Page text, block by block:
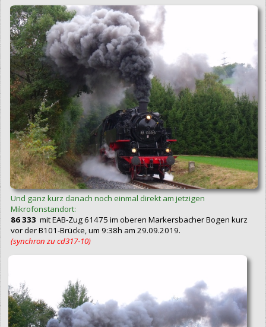
Und ganz kurz danach noch einmal direkt am jetzigen
Mikrofonstandort:
86 333 mit EAB-Zug 61475 im oberen Markersbacher Bogen kurz
vor der B101-Brücke, um 9:38h am 29.09.2019.
(synchron zu cd317‑10)